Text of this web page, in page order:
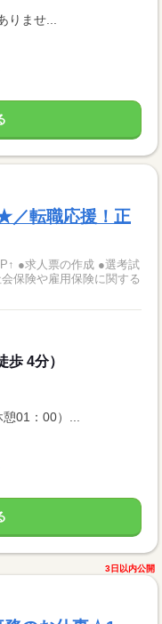
ませ...
／転職応援！正
試
保険や雇用保険に関する
4分）
01：00）...
3日以内公開